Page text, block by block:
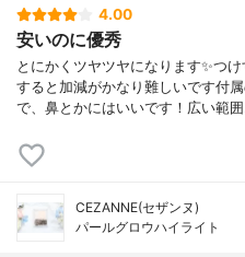
4.00
安いのに優秀
とにかくツヤツヤになります✨つ
すると加減がかなり難しいです付
で、鼻とかにはいいです！広い範
CEZANNE(セザンヌ)
パールグロウハイライト